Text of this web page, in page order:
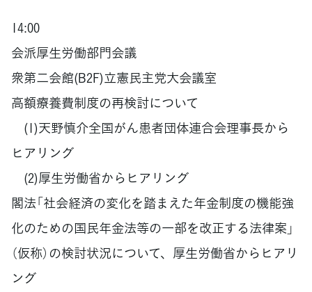
14:00
会派厚生労働部門会議
衆第二会館(B2F)立憲民主党大会議室
高額療養費制度の再検討について
(1)天野慎介全国がん患者団体連合会理事長から
ヒアリング
(2)厚生労働省からヒアリング
閣法「社会経済の変化を踏まえた年金制度の機能強
化のための国民年金法等の一部を改正する法律案」
（仮称）の検討状況について、厚生労働省からヒアリ
ング